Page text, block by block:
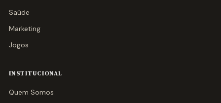
Saúde
Marketing
Jogos
INSTITUCIONAL
Quem Somos